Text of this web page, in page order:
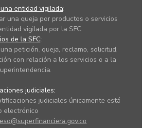
entidad vigilada:
una queja por productos o servicios
vigilada por la SFC.
de la SFC:
petición, queja, reclamo, solicitud,
con relación a los servicios o a la
judiciales:
judiciales únicamente está
electrónico